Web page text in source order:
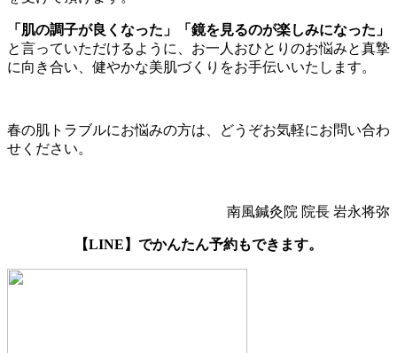
「肌の調子が良くなった」「鏡を見るのが楽しみになった」
と言っていただけるように、お一人おひとりのお悩みと真摯
に向き合い、健やかな美肌づくりをお手伝いいたします。
春の肌トラブルにお悩みの方は、どうぞお気軽にお問い合わ
せください。
南風鍼灸院 院長 岩永将弥
【LINE】でかんたん予約もできます。